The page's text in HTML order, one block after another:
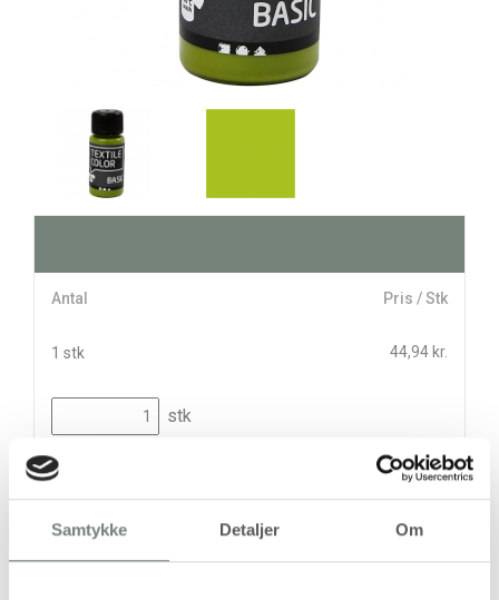
Samtykke Detaljer Om
Antal Pris / Stk
1 stk 44,94 kr.
stk
44,94kr.
Kan først bestilles, når det igen er på lager